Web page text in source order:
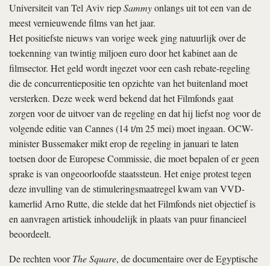
Universiteit van Tel Aviv riepSammyonlangs uit tot een van de
meest vernieuwende films van het jaar.
Het positiefste nieuws van vorige week ging natuurlijk over de
toekenning van twintig miljoen euro door het kabinet aan de
filmsector. Het geld wordt ingezet voor een cash rebate-regeling
die de concurrentiepositie ten opzichte van het buitenland moet
versterken. Deze week werd bekend dat het Filmfonds gaat
zorgen voor de uitvoer van de regeling en dat hij liefst nog voor de
volgende editie van Cannes (14 t/m 25 mei) moet ingaan. OCW-
minister Bussemaker mikt erop de regeling in januari te laten
toetsen door de Europese Commissie, die moet bepalen of er geen
sprake is van ongeoorloofde staatssteun. Het enige protest tegen
deze invulling van de stimuleringsmaatregel kwam van VVD-
kamerlid Arno Rutte, die stelde dat het Filmfonds niet objectief is
en aanvragen artistiek inhoudelijk in plaats van puur financieel
beoordeelt.
De rechten voorThe Square, de documentaire over de Egyptische